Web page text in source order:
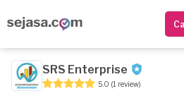
SRS Enterprise
5.0 (1 review)